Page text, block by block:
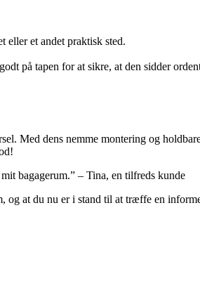
eller et andet praktisk sted.
på tapen for at sikre, at den sidder
Med dens nemme montering og
bagagerum.” – Tina, en tilfreds kunde
og at du nu er i stand til at træffe en